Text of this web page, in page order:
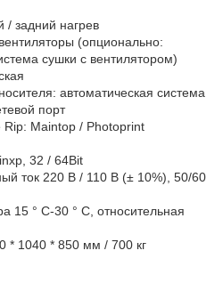
/ задний нагрев
(опционально:
сушки с вентилятором)
автоматическая система
порт
Maintop / Photoprint
32 / 64Bit
ток 220 В / 110 В (± 10%), 50/60
15 ° C-30 ° C, относительная
* 1040 * 850 мм / 700 кг